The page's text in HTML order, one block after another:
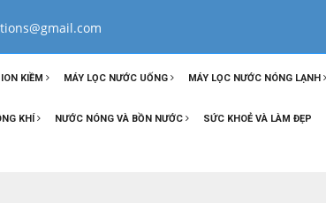
ION KIỀM MÁY LỌC NƯỚC UỐNG MÁY LỌC NƯỚC NÓNG LẠNH
KHÍ NƯỚC NÓNG VÀ BỒN NƯỚC SỨC KHOẺ VÀ LÀM ĐẸP